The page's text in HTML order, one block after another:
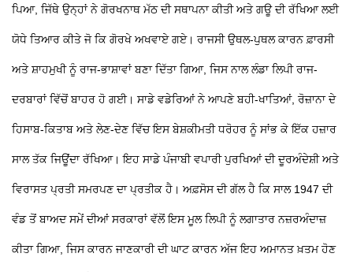
ਪਿਆ, ਜਿੱਥੇ ਉਨ੍ਹਾਂ ਨੇ ਗੋਰਖਨਾਥ ਮੱਠ ਦੀ ਸਥਾਪਨਾ ਕੀਤੀ ਅਤੇ ਗਊ ਦੀ ਰੱਖਿਆ ਲਈ
ਯੋਧੇ ਤਿਆਰ ਕੀਤੇ ਜੋ ਕਿ ਗੋਰਖੇ ਅਖਵਾਏ ਗਏ। ਰਾਜਸੀ ਉਥਲ-ਪੁਥਲ ਕਾਰਨ ਫ਼ਾਰਸੀ
ਅਤੇ ਸ਼ਾਹਮੁਖੀ ਨੂੰ ਰਾਜ-ਭਾਸ਼ਾਵਾਂ ਬਣਾ ਦਿੱਤਾ ਗਿਆ, ਜਿਸ ਨਾਲ ਲੰਡਾ ਲਿਪੀ ਰਾਜ-
ਦਰਬਾਰਾਂ ਵਿੱਚੋਂ ਬਾਹਰ ਹੋ ਗਈ। ਸਾਡੇ ਵਡੇਰਿਆਂ ਨੇ ਆਪਣੇ ਬਹੀ-ਖਾਤਿਆਂ, ਰੋਜ਼ਾਨਾ ਦੇ
ਹਿਸਾਬ-ਕਿਤਾਬ ਅਤੇ ਲੇਣ-ਦੇਣ ਵਿੱਚ ਇਸ ਬੇਸ਼ਕੀਮਤੀ ਧਰੋਹਰ ਨੂੰ ਸਾਂਭ ਕੇ ਇੱਕ ਹਜ਼ਾਰ
ਸਾਲ ਤੱਕ ਜਿਊਂਦਾ ਰੱਖਿਆ। ਇਹ ਸਾਡੇ ਪੰਜਾਬੀ ਵਪਾਰੀ ਪੁਰਖਿਆਂ ਦੀ ਦੂਰਅੰਦੇਸ਼ੀ ਅਤੇ
ਵਿਰਾਸਤ ਪ੍ਰਤੀ ਸਮਰਪਣ ਦਾ ਪ੍ਰਤੀਕ ਹੈ। ਅਫ਼ਸੋਸ ਦੀ ਗੱਲ ਹੈ ਕਿ ਸਾਲ 1947 ਦੀ
ਵੰਡ ਤੋਂ ਬਾਅਦ ਸਮੇਂ ਦੀਆਂ ਸਰਕਾਰਾਂ ਵੱਲੋਂ ਇਸ ਮੂਲ ਲਿਪੀ ਨੂੰ ਲਗਾਤਾਰ ਨਜ਼ਰਅੰਦਾਜ਼
ਕੀਤਾ ਗਿਆ, ਜਿਸ ਕਾਰਨ ਜਾਣਕਾਰੀ ਦੀ ਘਾਟ ਕਾਰਨ ਅੱਜ ਇਹ ਅਮਾਨਤ ਖ਼ਤਮ ਹੋਣ